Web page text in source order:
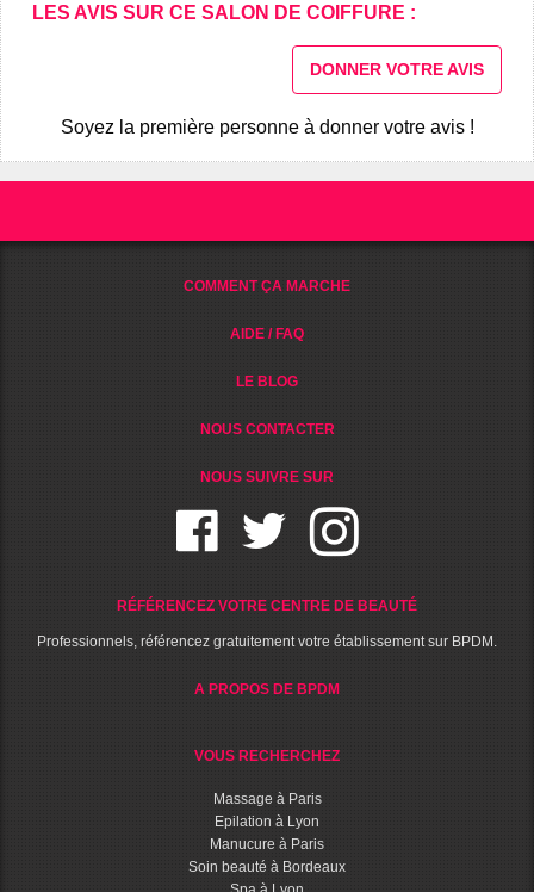
LES AVIS SUR CE SALON DE COIFFURE :
DONNER VOTRE AVIS
Soyez la première personne à donner votre avis !
COMMENT ÇA MARCHE
AIDE / FAQ
LE BLOG
NOUS CONTACTER
NOUS SUIVRE SUR
RÉFÉRENCEZ VOTRE CENTRE DE BEAUTÉ
Professionnels, référencez gratuitement votre établissement sur BPDM.
A PROPOS DE BPDM
VOUS RECHERCHEZ
Massage à Paris
Epilation à Lyon
Manucure à Paris
Soin beauté à Bordeaux